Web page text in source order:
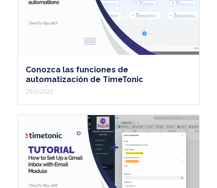
Conozca las funciones de
automatización de TimeTonic
25/3/2022